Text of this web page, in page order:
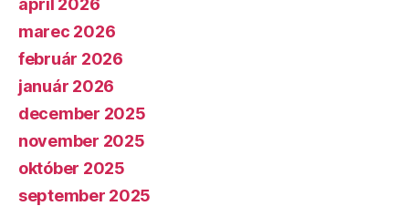
apríl 2026
marec 2026
február 2026
január 2026
december 2025
november 2025
október 2025
september 2025